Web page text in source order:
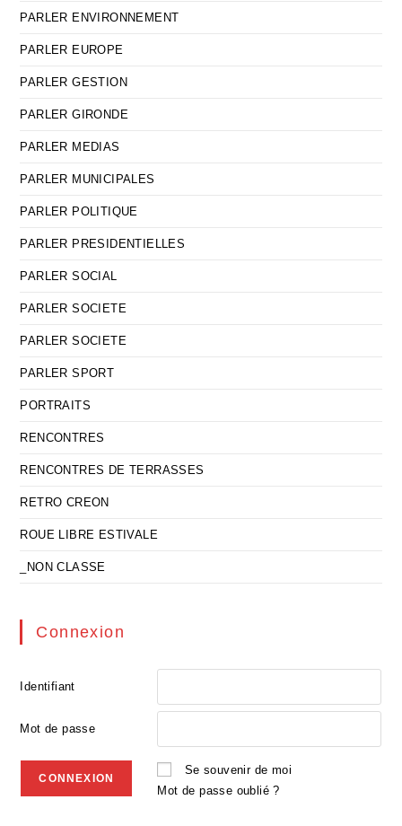
PARLER ENVIRONNEMENT
PARLER EUROPE
PARLER GESTION
PARLER GIRONDE
PARLER MEDIAS
PARLER MUNICIPALES
PARLER POLITIQUE
PARLER PRESIDENTIELLES
PARLER SOCIAL
PARLER SOCIETE
PARLER SOCIETE
PARLER SPORT
PORTRAITS
RENCONTRES
RENCONTRES DE TERRASSES
RETRO CREON
ROUE LIBRE ESTIVALE
_NON CLASSE
Connexion
Identifiant
Mot de passe
Se souvenir de moi
Mot de passe oublié ?